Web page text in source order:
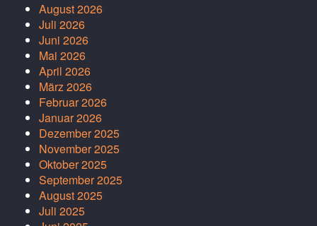
August 2026
Juli 2026
Juni 2026
Mai 2026
April 2026
März 2026
Februar 2026
Januar 2026
Dezember 2025
November 2025
Oktober 2025
September 2025
August 2025
Juli 2025